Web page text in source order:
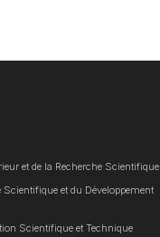
et de la Recherche Scientifique
Scientifique et du Développement
Scientifique et Technique